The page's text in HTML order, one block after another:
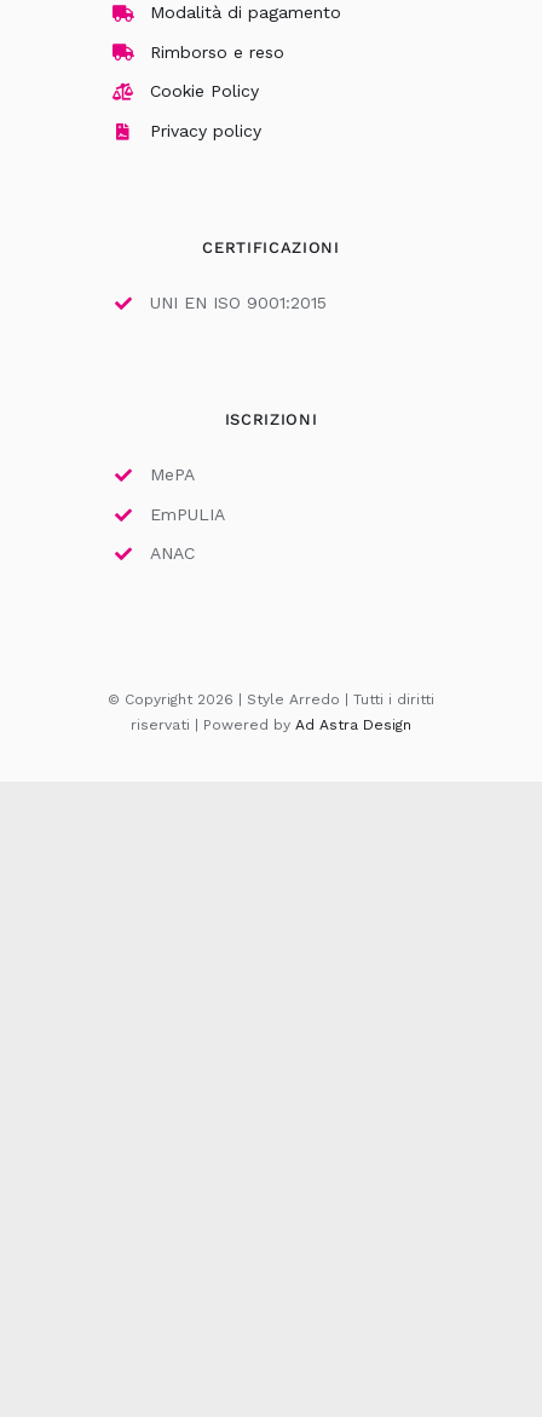
Modalità di pagamento
Rimborso e reso
Cookie Policy
Privacy policy
CERTIFICAZIONI
UNI EN ISO 9001:2015
ISCRIZIONI
MePA
EmPULIA
ANAC
© Copyright 2026 | Style Arredo | Tutti i diritti
riservati | Powered by Ad Astra Design